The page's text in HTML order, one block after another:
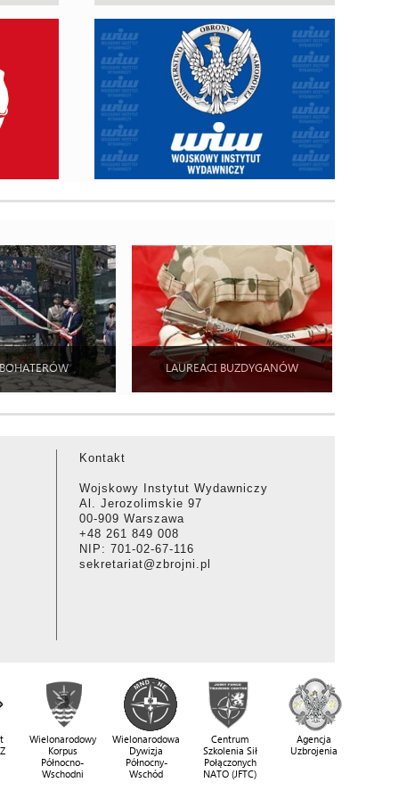
LAUREACI BUZDYGANÓW
Kontakt
Wojskowy Instytut Wydawniczy
Al. Jerozolimskie 97
00-909 Warszawa
+48 261 849 008
NIP: 701-02-67-116
sekretariat@zbrojni.pl
Wielonarodowy
Korpus
Północno-
Wschodni
Wielonarodowa
Dywizja
Północny-
Wschód
Centrum
Szkolenia Sił
Połączonych
NATO (JFTC)
Agencja
Uzbrojenia